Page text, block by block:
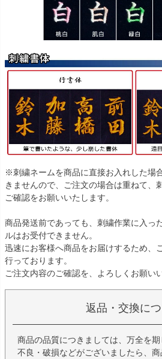
※刺繍ネームを商品に直接お入れした場
きませんので、ご注文の場合は重ねて、
ご確認をお願いいたします。
商品発送前であっても、刺繍作業に入っ
ルはお受付できません。
迅速にお客様へ商品をお届けするため、
行っております。
ご注文内容のご確認を、よろしくお願い
返品・交換に
商品の品質につきましては、万全を
不良・破損などがございましたら、